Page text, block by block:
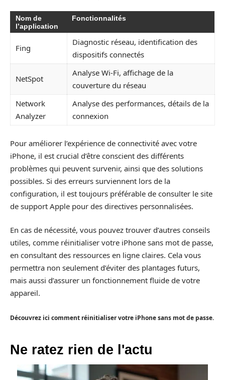
Nom de
l’application
Fonctionnalités
Fing
Diagnostic réseau, identification des
dispositifs connectés
NetSpot
Analyse Wi-Fi, affichage de la
couverture du réseau
Network
Analyzer
Analyse des performances, détails de la
connexion
Pour améliorer l’expérience de connectivité avec votre
iPhone, il est crucial d’être conscient des différents
problèmes qui peuvent survenir, ainsi que des solutions
possibles. Si des erreurs surviennent lors de la
configuration, il est toujours préférable de consulter le site
de support Apple pour des directives personnalisées.
En cas de nécessité, vous pouvez trouver d’autres conseils
utiles, comme réinitialiser votre iPhone sans mot de passe,
en consultant des ressources en ligne claires. Cela vous
permettra non seulement d’éviter des plantages futurs,
mais aussi d’assurer un fonctionnement fluide de votre
appareil.
Découvrez ici comment réinitialiser votre iPhone sans mot de passe.
Ne ratez rien de l'actu